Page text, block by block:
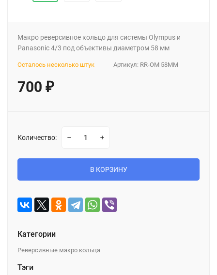
Макро реверсивное кольцо для системы Olympus и
Panasonic 4/3 под объективы диаметром 58 мм
Артикул: RR-OM 58MM
Осталось несколько штук
700 ₽
Количество:
В КОРЗИНУ
Категории
Реверсивные макро кольца
Тэги